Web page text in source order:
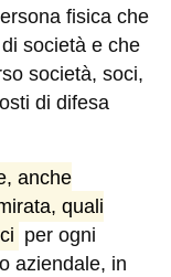
fisica che
società e che
società, soci,
di difesa
anche
quali
per ogni
aziendale, in